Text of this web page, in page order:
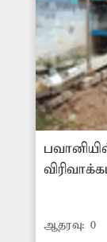
மின்
ஆகியும்
ஆதரவு: 0